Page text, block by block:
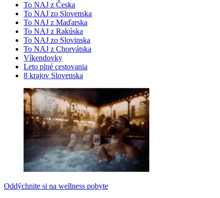
To NAJ z Česka
To NAJ zo Slovenska
To NAJ z Maďarska
To NAJ z Rakúska
To NAJ zo Slovinska
To NAJ z Chorvátska
Víkendovky
Leto plné cestovania
8 krajov Slovenska
Oddýchnite si na wellness pobyte